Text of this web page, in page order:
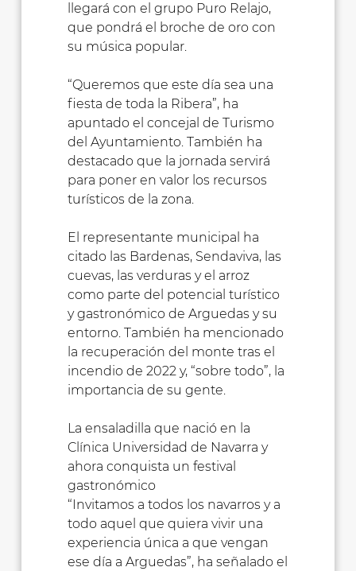
llegará con el grupo Puro Relajo,
que pondrá el broche de oro con
su música popular.
“Queremos que este día sea una
fiesta de toda la Ribera”, ha
apuntado el concejal de Turismo
del Ayuntamiento. También ha
destacado que la jornada servirá
para poner en valor los recursos
turísticos de la zona.
El representante municipal ha
citado las Bardenas, Sendaviva, las
cuevas, las verduras y el arroz
como parte del potencial turístico
y gastronómico de Arguedas y su
entorno. También ha mencionado
la recuperación del monte tras el
incendio de 2022 y, “sobre todo”, la
importancia de su gente.
La ensaladilla que nació en la
Clínica Universidad de Navarra y
ahora conquista un festival
gastronómico
“Invitamos a todos los navarros y a
todo aquel que quiera vivir una
experiencia única a que vengan
ese día a Arguedas”, ha señalado el